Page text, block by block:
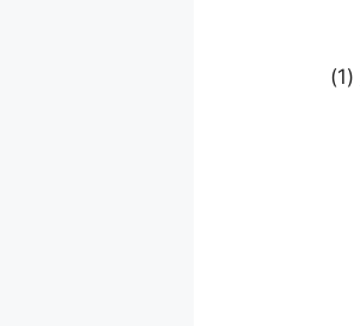
(1)